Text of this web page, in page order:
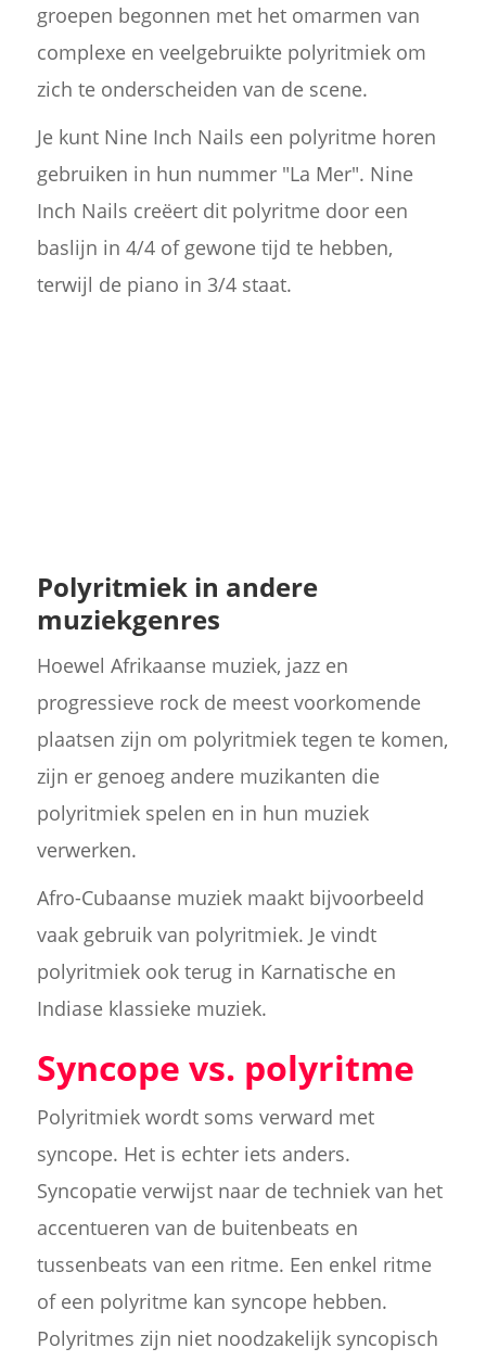
groepen begonnen met het omarmen van
complexe en veelgebruikte polyritmiek om
zich te onderscheiden van de scene.
Je kunt Nine Inch Nails een polyritme horen
gebruiken in hun nummer "La Mer". Nine
Inch Nails creëert dit polyritme door een
baslijn in 4/4 of gewone tijd te hebben,
terwijl de piano in 3/4 staat.
Polyritmiek in andere
muziekgenres
Hoewel Afrikaanse muziek, jazz en
progressieve rock de meest voorkomende
plaatsen zijn om polyritmiek tegen te komen,
zijn er genoeg andere muzikanten die
polyritmiek spelen en in hun muziek
verwerken.
Afro-Cubaanse muziek maakt bijvoorbeeld
vaak gebruik van polyritmiek. Je vindt
polyritmiek ook terug in Karnatische en
Indiase klassieke muziek.
Syncope vs. polyritme
Polyritmiek wordt soms verward met
syncope. Het is echter iets anders.
Syncopatie verwijst naar de techniek van het
accentueren van de buitenbeats en
tussenbeats van een ritme. Een enkel ritme
of een polyritme kan syncope hebben.
Polyritmes zijn niet noodzakelijk syncopisch